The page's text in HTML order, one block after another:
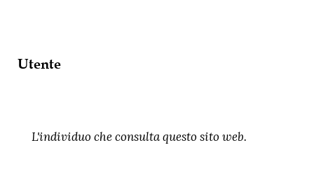
Utente
L'individuo che consulta questo sito web.